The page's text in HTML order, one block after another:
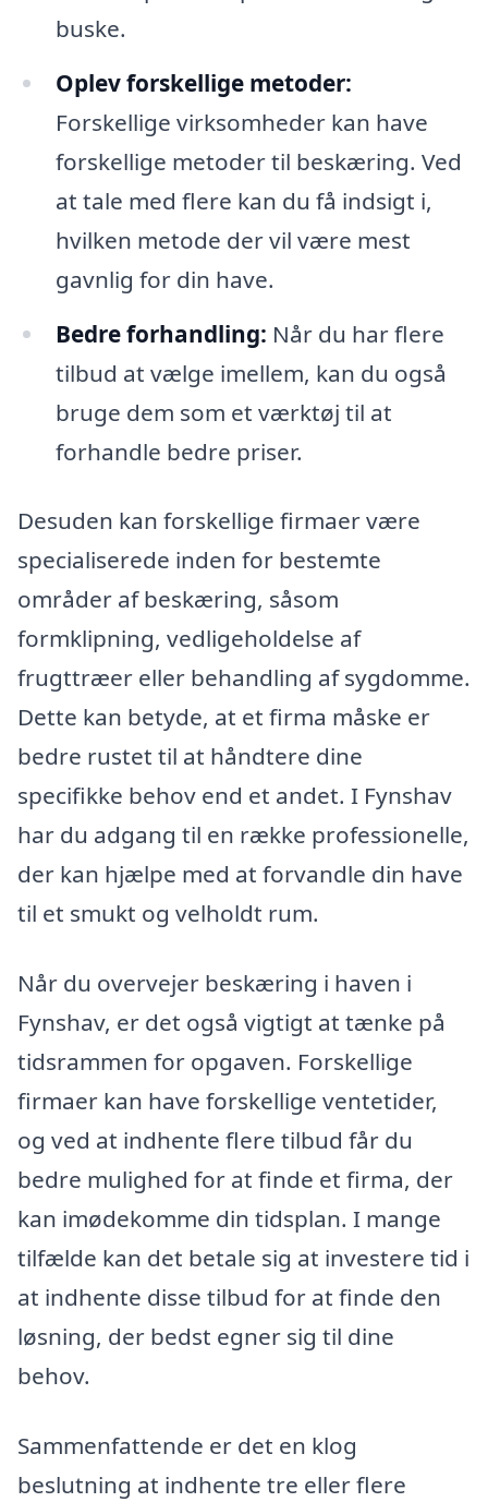
buske.
Oplev forskellige metoder:
Forskellige virksomheder kan have
forskellige metoder til beskæring. Ved
at tale med flere kan du få indsigt i,
hvilken metode der vil være mest
gavnlig for din have.
Bedre forhandling: Når du har flere
tilbud at vælge imellem, kan du også
bruge dem som et værktøj til at
forhandle bedre priser.
Desuden kan forskellige firmaer være
specialiserede inden for bestemte
områder af beskæring, såsom
formklipning, vedligeholdelse af
frugttræer eller behandling af sygdomme.
Dette kan betyde, at et firma måske er
bedre rustet til at håndtere dine
specifikke behov end et andet. I Fynshav
har du adgang til en række professionelle,
der kan hjælpe med at forvandle din have
til et smukt og velholdt rum.
Når du overvejer beskæring i haven i
Fynshav, er det også vigtigt at tænke på
tidsrammen for opgaven. Forskellige
firmaer kan have forskellige ventetider,
og ved at indhente flere tilbud får du
bedre mulighed for at finde et firma, der
kan imødekomme din tidsplan. I mange
tilfælde kan det betale sig at investere tid i
at indhente disse tilbud for at finde den
løsning, der bedst egner sig til dine
behov.
Sammenfattende er det en klog
beslutning at indhente tre eller flere